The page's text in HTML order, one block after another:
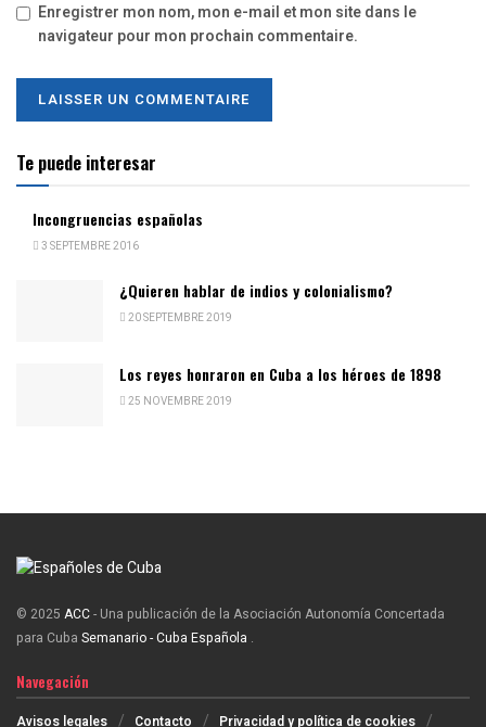
Enregistrer mon nom, mon e-mail et mon site dans le
navigateur pour mon prochain commentaire.
Te puede interesar
Incongruencias españolas
3 SEPTEMBRE 2016
¿Quieren hablar de indios y colonialismo?
20 SEPTEMBRE 2019
Los reyes honraron en Cuba a los héroes de 1898
25 NOVEMBRE 2019
© 2025 ACC- Una publicación de la Asociación Autonomía Concertada
para Cuba Semanario - Cuba Española .
Navegación
Avisos legales Contacto Privacidad y política de cookies